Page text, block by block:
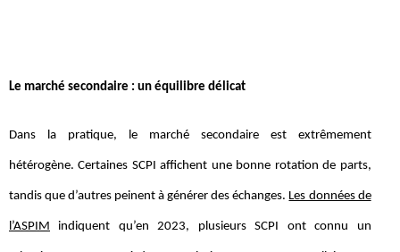
Le marché secondaire : un équilibre délicat
Dans la pratique, le marché secondaire est extrêmement
hétérogène. Certaines SCPI affichent une bonne rotation de parts,
tandis que d’autres peinent à générer des échanges. Les données de
l’ASPIM indiquent qu’en 2023, plusieurs SCPI ont connu un